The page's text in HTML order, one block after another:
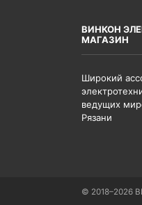
ВИНКОН
МАГАЗИН
Широкий
ведущих
Рязани
© 2018–2026